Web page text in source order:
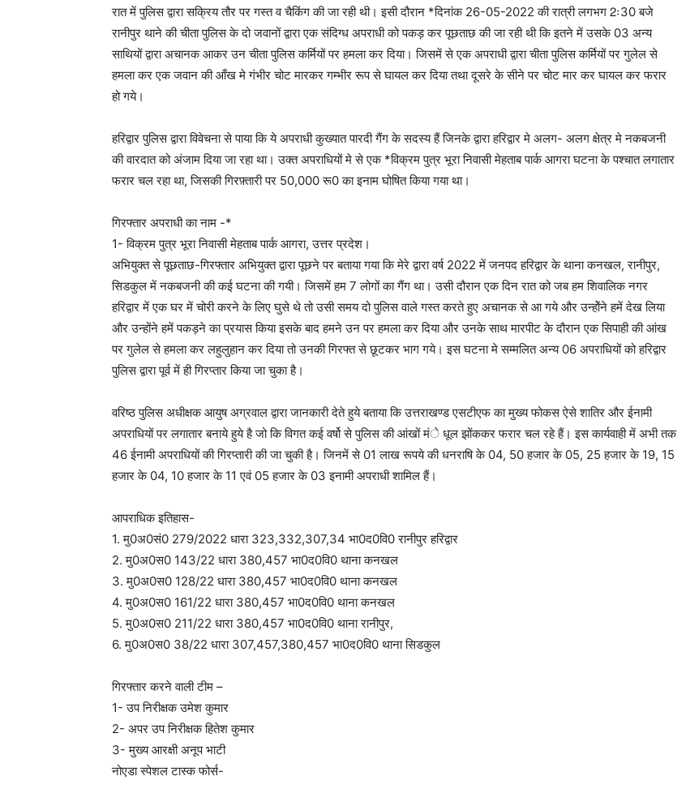
रात में पुलिस द्वारा सक्रिय तौर पर गस्त व चैकिंग की जा रही थी। इसी दौरान *दिनांक 26-05-2022 की रात्री लगभग 2ः30 बजे
रानीपुर थाने की चीता पुलिस के दो जवानों द्वारा एक संदिग्ध अपराधी को पकड़ कर पूछताछ की जा रही थी कि इतने में उसके 03 अन्य
साथियों द्वारा अचानक आकर उन चीता पुलिस कर्मियों पर हमला कर दिया। जिसमें से एक अपराधी द्वारा चीता पुलिस कर्मियों पर गुलेल से
हमला कर एक जवान की आँख मे गंभीर चोट मारकर गम्भीर रूप से घायल कर दिया तथा दूसरे के सीने पर चोट मार कर घायल कर फरार
हो गये।
हरिद्वार पुलिस द्वारा विवेचना से पाया कि ये अपराधी कुख्यात पारदी गैंग के सदस्य हैं जिनके द्वारा हरिद्वार मे अलग- अलग क्षेत्र मे नकबजनी
की वारदात को अंजाम दिया जा रहा था। उक्त अपराधियों मे से एक *विक्रम पुत्र भूरा निवासी मेहताब पार्क आगरा घटना के पश्चात लगातार
फरार चल रहा था, जिसकी गिरफ़्तारी पर 50,000 रू0 का इनाम घोषित किया गया था।
गिरफ्तार अपराधी का नाम -*
1- विक्रम पुत्र भूरा निवासी मेहताब पार्क आगरा, उत्तर प्रदेश।
अभियुक्त से पूछताछ-गिरफ्तार अभियुक्त द्वारा पूछने पर बताया गया कि मेरे द्वारा वर्ष 2022 में जनपद हरिद्वार के थाना कनखल, रानीपुर,
सिडकुल में नकबजनी की कई घटना की गयी। जिसमें हम 7 लोगों का गैंग था। उसी दौरान एक दिन रात को जब हम शिवालिक नगर
हरिद्वार में एक घर में चोरी करने के लिए घुसे थे तो उसी समय दो पुलिस वाले गस्त करते हुए अचानक से आ गये और उन्होेंने हमें देख लिया
और उन्होंने हमें पकड़ने का प्रयास किया इसके बाद हमने उन पर हमला कर दिया और उनके साथ मारपीट के दौरान एक सिपाही की आंख
पर गुलेल से हमला कर लहुलुहान कर दिया तो उनकी गिरफ्त से छूटकर भाग गये। इस घटना मे सम्मलित अन्य 06 अपराधियों को हरिद्वार
पुलिस द्वारा पूर्व में ही गिरप्तार किया जा चुका है।
वरिष्ठ पुलिस अधीक्षक आयुष अग्रवाल द्वारा जानकारी देते हुये बताया कि उत्तराखण्ड एसटीएफ का मुख्य फोकस ऐसे शातिर और ईनामी
अपराधियों पर लगातार बनाये हुये है जो कि विगत कई वर्षो से पुलिस की आंखों मंे धूल झोंककर फरार चल रहे हैं। इस कार्यवाही में अभी तक
46 ईनामी अपराधियों की गिरप्तारी की जा चुकी है। जिनमें से 01 लाख रूपये की धनराषि के 04, 50 हजार के 05, 25 हजार के 19, 15
हजार के 04, 10 हजार के 11 एवं 05 हजार के 03 इनामी अपराधी शामिल हैं।
आपराधिक इतिहास-
1. मु0अ0सं0 279/2022 धारा 323,332,307,34 भा0द0वि0 रानीपुर हरिद्वार
2. मु0अ0स0 143/22 धारा 380,457 भा0द0वि0 थाना कनखल
3. मु0अ0स0 128/22 धारा 380,457 भा0द0वि0 थाना कनखल
4. मु0अ0स0 161/22 धारा 380,457 भा0द0वि0 थाना कनखल
5. मु0अ0स0 211/22 धारा 380,457 भा0द0वि0 थाना रानीपुर,
6. मु0अ0स0 38/22 धारा 307,457,380,457 भा0द0वि0 थाना सिडकुल
गिरफ्तार करने वाली टीम –
1- उप निरीक्षक उमेश कुमार
2- अपर उप निरीक्षक हितेश कुमार
3- मुख्य आरक्षी अनूप भाटी
नोएडा स्पेशल टास्क फोर्स-